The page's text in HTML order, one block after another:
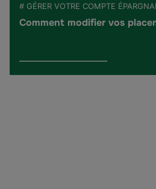
# GÉRER VOTRE COMPTE
Comment modifier vos